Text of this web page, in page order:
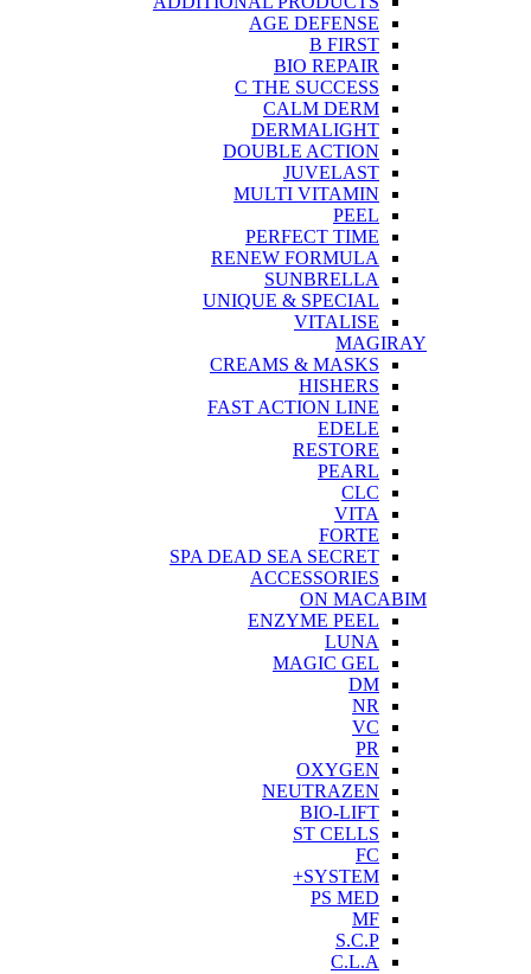
AGE DEFENSE
B FIRST
BIO REPAIR
C THE SUCCESS
CALM DERM
DERMALIGHT
DOUBLE ACTION
JUVELAST
MULTI VITAMIN
PEEL
PERFECT TIME
RENEW FORMULA
SUNBRELLA
UNIQUE & SPECIAL
VITALISE
MAGIRAY
CREAMS & MASKS
HISHERS
FAST ACTION LINE
EDELE
RESTORE
PEARL
CLC
VITA
FORTE
SPA DEAD SEA SECRET
ACCESSORIES
ON MACABIM
ENZYME PEEL
LUNA
MAGIC GEL
DM
NR
VC
PR
OXYGEN
NEUTRAZEN
BIO-LIFT
ST CELLS
FC
SYSTEM+
PS MED
MF
S.C.P
C.L.A